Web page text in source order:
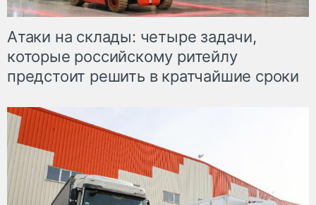
Атаки на склады: четыре задачи,
которые российскому ритейлу
предстоит решить в кратчайшие сроки